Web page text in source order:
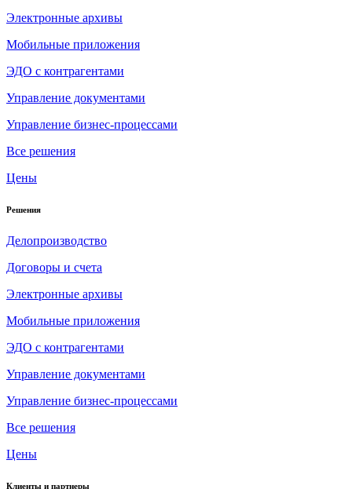
Электронные архивы
Мобильные приложения
ЭДО с контрагентами
Управление документами
Управление бизнес-процессами
Все решения
Цены
Решения
Делопроизводство
Договоры и счета
Электронные архивы
Мобильные приложения
ЭДО с контрагентами
Управление документами
Управление бизнес-процессами
Все решения
Цены
Клиенты и партнеры